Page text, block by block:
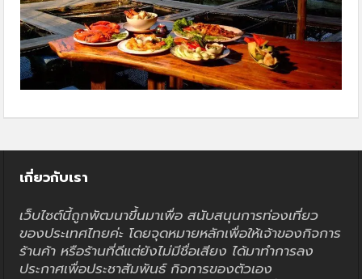
เกี่ยวกับเรา
เว็บไซต์นี้ถูกพัฒนาขึ้นมาเพื่อ สนับสนุนการท่องเที่ยว
ของประเทศไทยค่ะ โดยจุดหมายหลักเพื่อให้เจ้าของกิจการ
ร้านค้า หรือร้านที่ดีแต่ยังไม่มีชื่อเสียง ได้มาทำการลง
ประกาศเพื่อประชาสัมพันธ์ กิจการของตัวเอง